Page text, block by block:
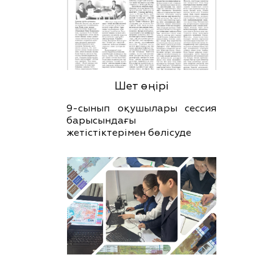
Шет өңірі
9-сынып оқушылары сессия
барысындағы
жетістіктерімен бөлісуде